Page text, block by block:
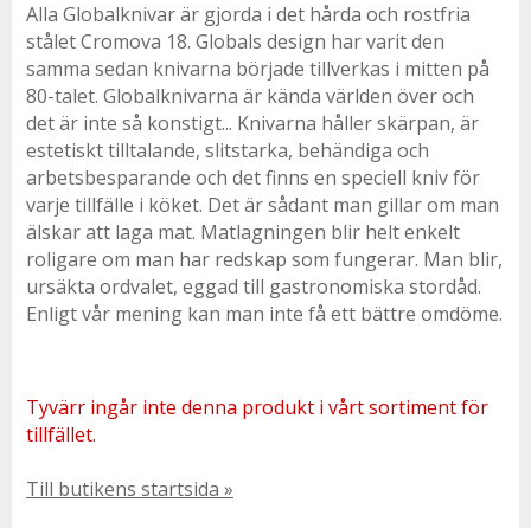
Alla Globalknivar är gjorda i det hårda och rostfria
stålet Cromova 18. Globals design har varit den
samma sedan knivarna började tillverkas i mitten på
80-talet. Globalknivarna är kända världen över och
det är inte så konstigt... Knivarna håller skärpan, är
estetiskt tilltalande, slitstarka, behändiga och
arbetsbesparande och det finns en speciell kniv för
varje tillfälle i köket. Det är sådant man gillar om man
älskar att laga mat. Matlagningen blir helt enkelt
roligare om man har redskap som fungerar. Man blir,
ursäkta ordvalet, eggad till gastronomiska stordåd.
Enligt vår mening kan man inte få ett bättre omdöme.
Tyvärr ingår inte denna produkt i vårt sortiment för
tillfället.
Till butikens startsida »